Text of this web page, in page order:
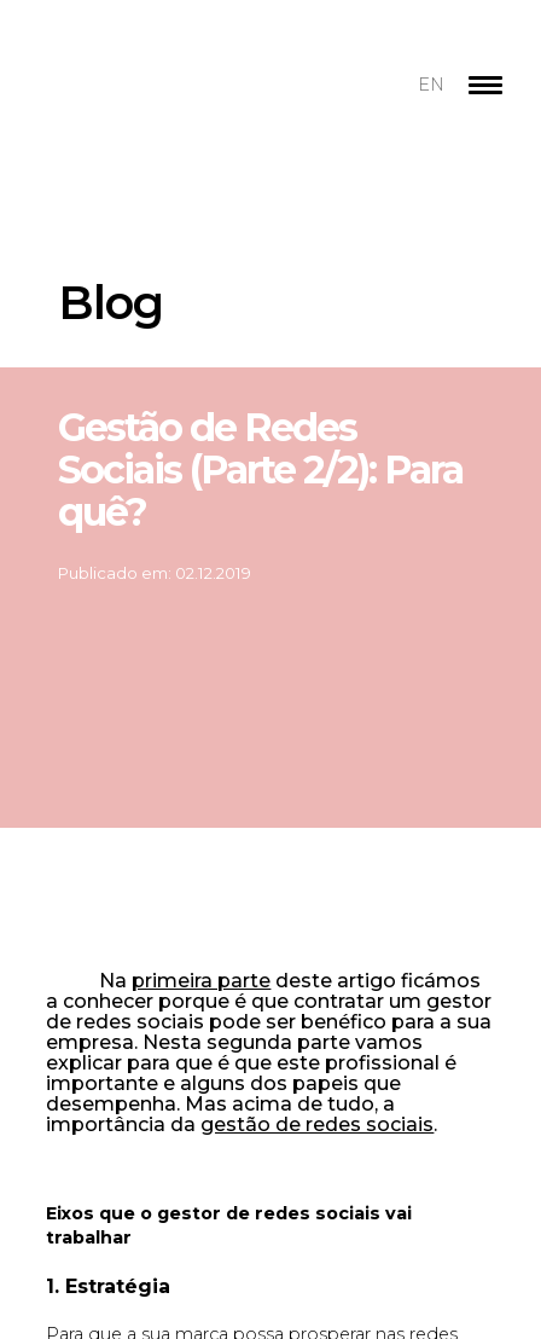
EN
Blog
Gestão de Redes
Sociais (Parte 2/2): Para
quê?
Publicado em: 02.12.2019
Na primeira parte deste artigo ficámos
a conhecer porque é que contratar um gestor
de redes sociais pode ser benéfico para a sua
empresa. Nesta segunda parte vamos
explicar para que é que este profissional é
importante e alguns dos papeis que
desempenha. Mas acima de tudo, a
importância da gestão de redes sociais.
Eixos que o gestor de redes sociais vai
trabalhar
1. Estratégia
Para que a sua marca possa prosperar nas redes